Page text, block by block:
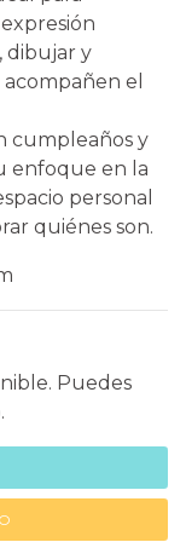
dibujar y
el
cumpleaños y
enfoque en la
personal
quiénes son.
Puedes